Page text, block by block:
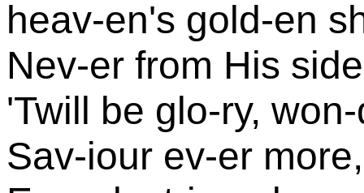
heav-en's gold-en
Nev-er from His
'Twill be glo-ry,
Sav-iour ev-er more,